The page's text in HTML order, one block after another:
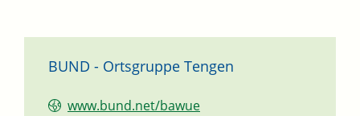
BUND - Ortsgruppe Tengen
www.bund.net/bawue